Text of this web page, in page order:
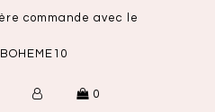
commande avec le
0